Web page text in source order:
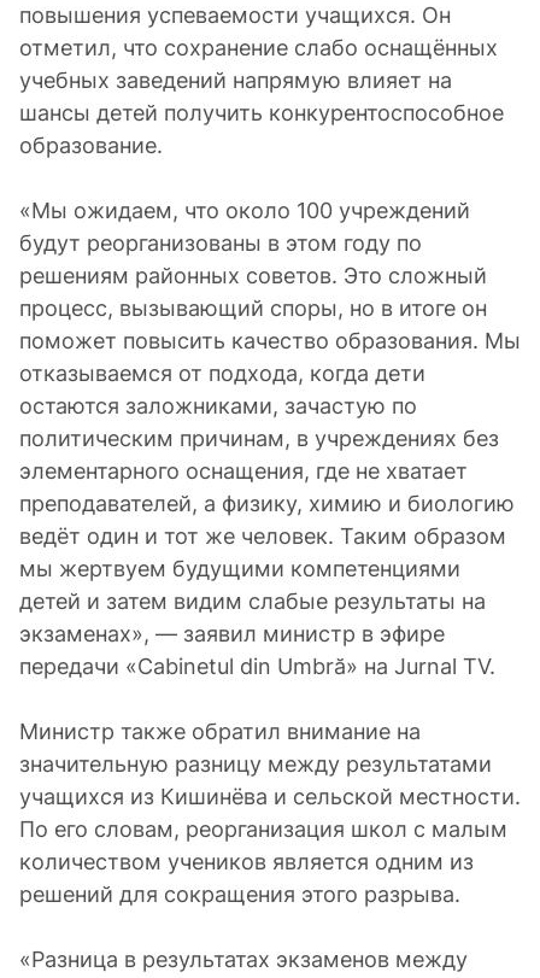
повышения успеваемости учащихся. Он
отметил, что сохранение слабо оснащённых
учебных заведений напрямую влияет на
шансы детей получить конкурентоспособное
образование.
«Мы ожидаем, что около 100 учреждений
будут реорганизованы в этом году по
решениям районных советов. Это сложный
процесс, вызывающий споры, но в итоге он
поможет повысить качество образования. Мы
отказываемся от подхода, когда дети
остаются заложниками, зачастую по
политическим причинам, в учреждениях без
элементарного оснащения, где не хватает
преподавателей, а физику, химию и биологию
ведёт один и тот же человек. Таким образом
мы жертвуем будущими компетенциями
детей и затем видим слабые результаты на
экзаменах», — заявил министр в эфире
передачи «Cabinetul din Umbră» на Jurnal TV.
Министр также обратил внимание на
значительную разницу между результатами
учащихся из Кишинёва и сельской местности.
По его словам, реорганизация школ с малым
количеством учеников является одним из
решений для сокращения этого разрыва.
«Разница в результатах экзаменов между